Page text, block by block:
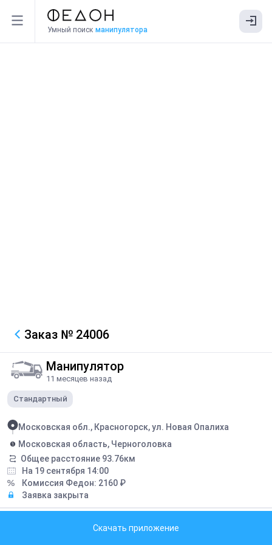
Умный поиск манипулятора
Заказ № 24006
Манипулятор
11 месяцев назад
Стандартный
Московская обл., Красногорск, ул. Новая Опалиха
Московская область, Черноголовка
Общее расстояние 93.76км
На 19 сентября 14:00
Комиссия Федон: 2160 ₽
Заявка закрыта
Время подаччи можно предложить свое. Перевозка швеллера, см
Скачать приложение